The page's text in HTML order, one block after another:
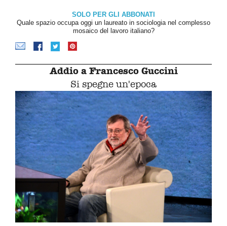
SOLO PER GLI ABBONATI
Quale spazio occupa oggi un laureato in sociologia nel complesso
mosaico del lavoro italiano?
Addio a Francesco Guccini
Si spegne un'epoca